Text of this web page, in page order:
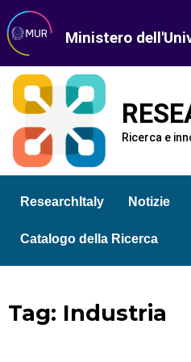
Ministero
Ricerca e
ResearchItaly Notizie
Catalogo della Ricerca
Tag: Industria